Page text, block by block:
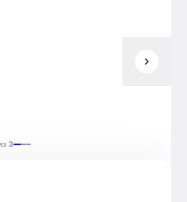
chevron_right
3